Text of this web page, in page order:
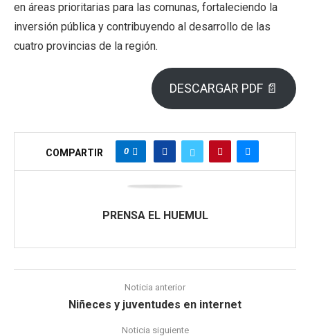
en áreas prioritarias para las comunas, fortaleciendo la
inversión pública y contribuyendo al desarrollo de las
cuatro provincias de la región.
DESCARGAR PDF 📄
COMPARTIR 0
PRENSA EL HUEMUL
Noticia anterior
Niñeces y juventudes en internet
Noticia siguiente